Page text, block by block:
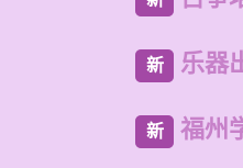
新 乐器
新 福州